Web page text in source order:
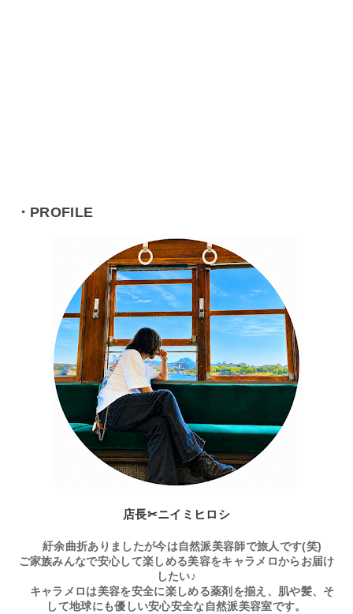
・PROFILE
店長✂ニイミヒロシ
紆余曲折ありましたが今は自然派美容師で旅人です(笑)
ご家族みんなで安心して楽しめる美容をキャラメロからお届け
したい♪
キャラメロは美容を安全に楽しめる薬剤を揃え、肌や髪、そ
して地球にも優しい安心安全な自然派美容室です。